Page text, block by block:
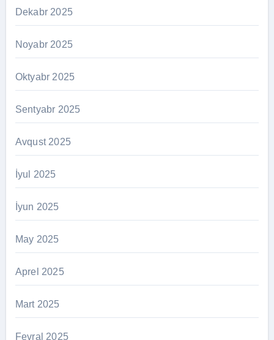
Dekabr 2025
Noyabr 2025
Oktyabr 2025
Sentyabr 2025
Avqust 2025
İyul 2025
İyun 2025
May 2025
Aprel 2025
Mart 2025
Fevral 2025